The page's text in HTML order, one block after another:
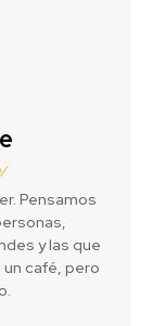
Pensamos
y las que
café, pero